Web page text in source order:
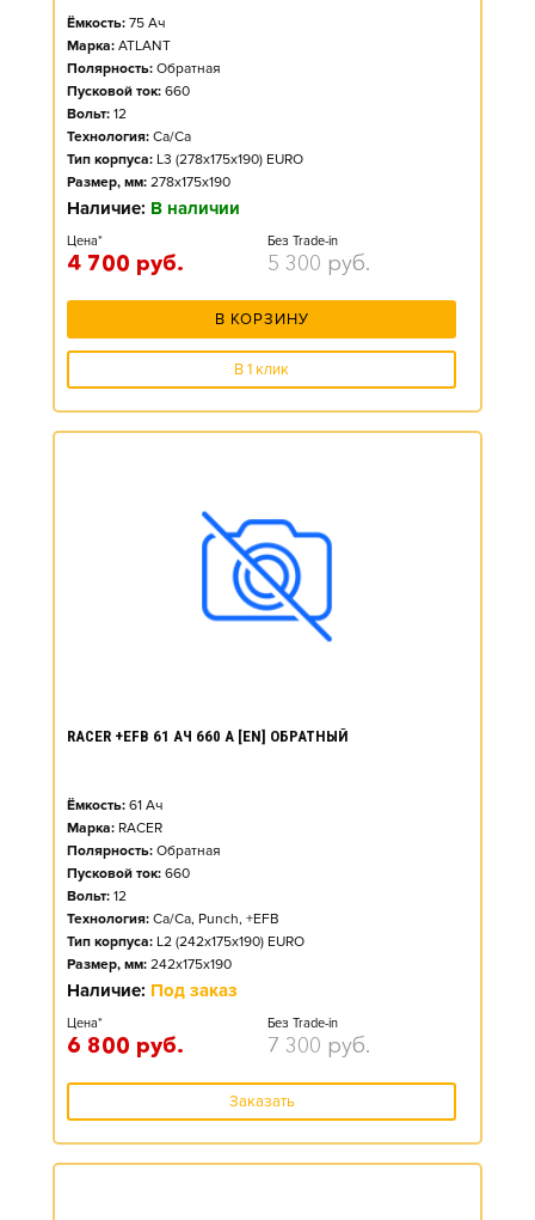
Ёмкость: 75 Ач
Марка: ATLANT
Полярность: Обратная
Пусковой ток: 660
Вольт: 12
Технология: Ca/Ca
Тип корпуса: L3 (278x175x190) EURO
Размер, мм: 278x175x190
Наличие: В наличии
Цена*
4 700 руб.
Без Trade-in
5 300 руб.
В КОРЗИНУ
В 1 клик
RACER +EFB 61 АЧ 660 А [EN] ОБРАТНЫЙ
Ёмкость: 61 Ач
Марка: RACER
Полярность: Обратная
Пусковой ток: 660
Вольт: 12
Технология: Ca/Ca, Punch, +EFB
Тип корпуса: L2 (242x175x190) EURO
Размер, мм: 242x175x190
Наличие: Под заказ
Цена*
6 800 руб.
Без Trade-in
7 300 руб.
Заказать